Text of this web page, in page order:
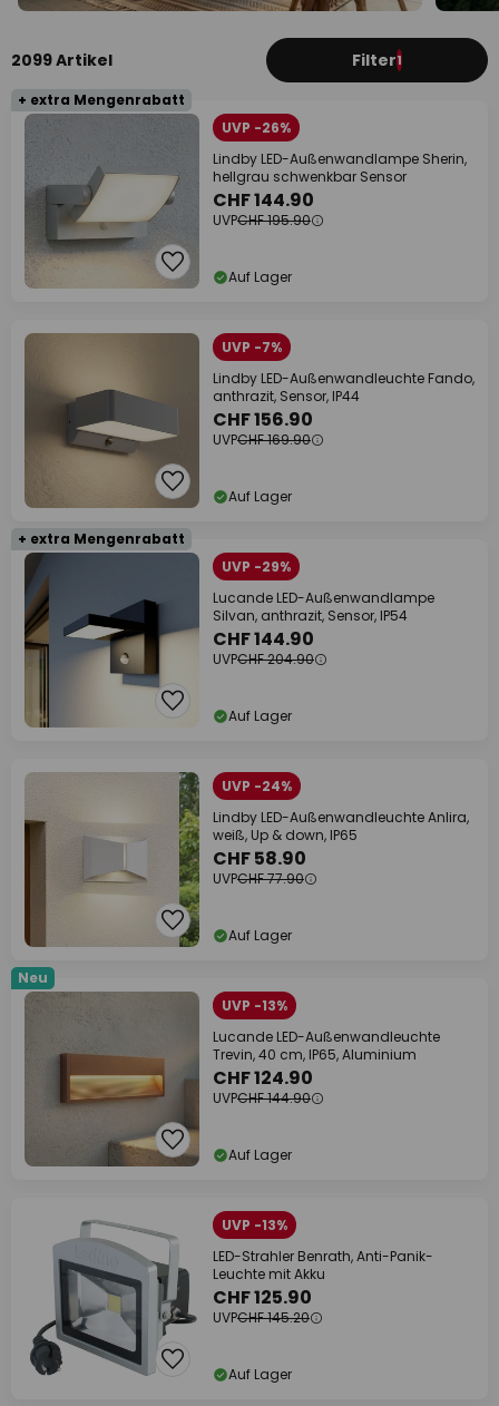
2099 Artikel Filter1
+ extra Mengenrabatt
UVP -26%
Lindby LED-Außenwandlampe Sherin,
hellgrau schwenkbar Sensor
CHF 144.90
UVPCHF 195.90
Auf Lager
UVP -7%
Lindby LED-Außenwandleuchte Fando,
anthrazit, Sensor, IP44
CHF 156.90
UVPCHF 169.90
Auf Lager
+ extra Mengenrabatt
UVP -29%
Lucande LED-Außenwandlampe
Silvan, anthrazit, Sensor, IP54
CHF 144.90
UVPCHF 204.90
Auf Lager
UVP -24%
Lindby LED-Außenwandleuchte Anlira,
weiß, Up & down, IP65
CHF 58.90
UVPCHF 77.90
Auf Lager
Neu
UVP -13%
Lucande LED-Außenwandleuchte
Trevin, 40 cm, IP65, Aluminium
CHF 124.90
UVPCHF 144.90
Auf Lager
UVP -13%
LED-Strahler Benrath, Anti-Panik-
Leuchte mit Akku
CHF 125.90
UVPCHF 145.20
Auf Lager